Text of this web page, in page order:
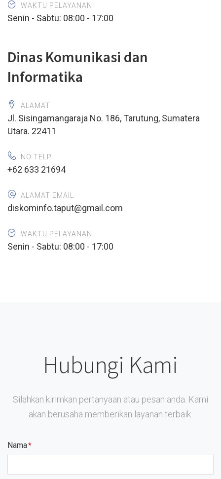
WAKTU PELAYANAN
Senin - Sabtu: 08:00 - 17:00
Dinas Komunikasi dan
Informatika
ALAMAT
Jl. Sisingamangaraja No. 186, Tarutung, Sumatera
Utara. 22411
NO TELP.
+62 633 21694
ALAMAT EMAIL
diskominfo.taput@gmail.com
WAKTU PELAYANAN
Senin - Sabtu: 08:00 - 17:00
Hubungi Kami
Silahkan kirimkan pertanyaan atau pesan anda. Kami
akan berusaha memberikan layanan terbaik.
Nama